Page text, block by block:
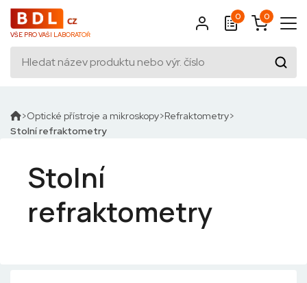
VŠE PRO VAŠI LABORATOŘ
0 0
Optické přístroje a mikroskopy Refraktometry
Stolní refraktometry
Stolní
refraktometry